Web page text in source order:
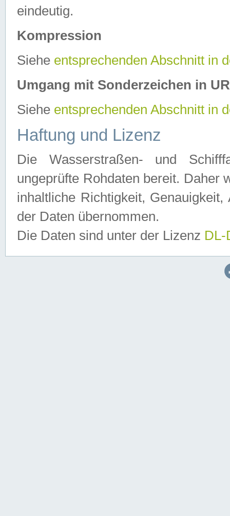
eindeutig.
Kompression
Siehe entsprechenden Abschnitt in
Umgang mit Sonderzeichen in
Siehe entsprechenden Abschnitt in
Haftung und Lizenz
Die Wasserstraßen- und
ungeprüfte Rohdaten bereit. Daher
inhaltliche Richtigkeit,
der Daten übernommen.
Die Daten sind unter der Lizenz